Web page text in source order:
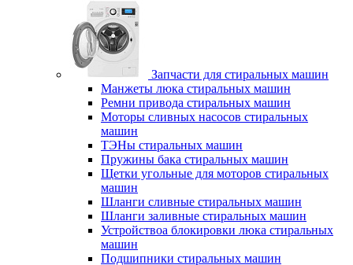
Запчасти для стиральных машин
Манжеты люка стиральных машин
Ремни привода стиральных машин
Моторы сливных насосов стиральных
машин
ТЭНы стиральных машин
Пружины бака стиральных машин
Щетки угольные для моторов стиральных
машин
Шланги сливные стиральных машин
Шланги заливные стиральных машин
Устройствоа блокировки люка стиральных
машин
Подшипники стиральных машин